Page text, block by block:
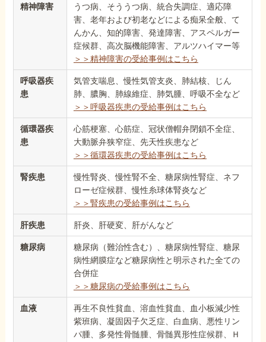
精神障害
うつ病、そううつ病、統合失調症、適応障
害、老年および初老などによる痴呆全般、て
んかん、知的障害、発達障害、アスペルガー
症候群、高次脳機能障害、アルツハイマー等
＞＞精神障害の受給事例はこちら
呼吸器疾
患
気管支喘息、慢性気管支炎、肺結核、じん
肺、膿胸、肺線維症、肺気腫、呼吸不全など
＞＞呼吸器疾患の受給事例はこちら
循環器疾
患
心筋梗塞、心筋症、冠状僧帽弁閉鎖不全症、
大動脈弁狭窄症、先天性疾患など
＞＞循環器疾患の受給事例はこちら
腎疾患
慢性腎炎、慢性腎不全、糖尿病性腎症、ネフ
ローゼ症候群、慢性糸球体腎炎など
＞＞腎疾患の受給事例はこちら
肝疾患 肝炎、肝硬変、肝がんなど
糖尿病
糖尿病（難治性含む）、糖尿病性腎症、糖尿
病性網膜症など糖尿病性と明示された全ての
合併症
＞＞糖尿病の受給事例はこちら
血液
再生不良性貧血、溶血性貧血、血小板減少性
紫班病、凝固因子欠乏症、白血病、悪性リン
パ腫、多発性骨髄腫、骨髄異形性症候群、Ｈ